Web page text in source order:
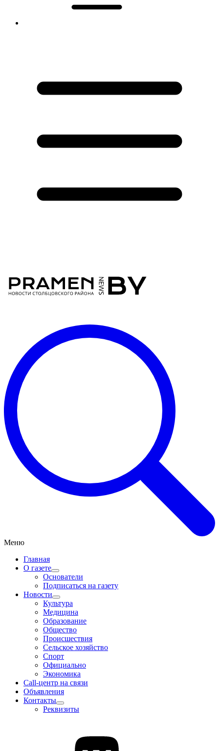
Меню
Главная
О газете
Основатели
Подписаться на газету
Новости
Культура
Медицина
Образование
Общество
Происшествия
Сельское хозяйство
Спорт
Официально
Экономика
Call-центр на связи
Объявления
Контакты
Реквизиты